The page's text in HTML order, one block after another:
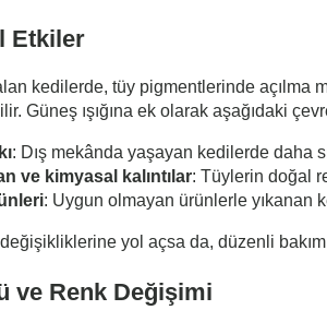
Etkiler
kedilerde, tüy pigmentlerinde
Güneş ışığına ek olarak aşağıdaki
: Dış mekânda yaşayan kedilerde daha
ve kimyasal kalıntılar: Tüylerin doğal
: Uygun olmayan ürünlerle yıkanan
yol açsa da, düzenli
ve Renk Değişimi